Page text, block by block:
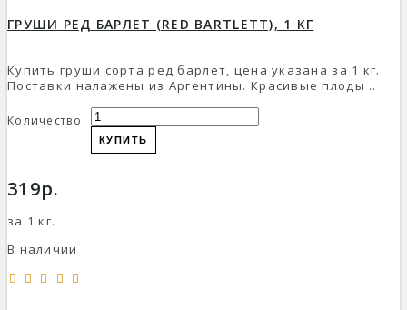
ГРУШИ РЕД БАРЛЕТ (RED BARTLETT), 1 КГ
Купить груши сорта ред барлет, цена указана за 1 кг.
Поставки налажены из Аргентины. Красивые плоды ..
Количество
КУПИТЬ
319р.
за 1 кг.
В наличии